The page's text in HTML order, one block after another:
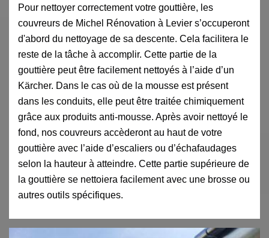
Pour nettoyer correctement votre gouttière, les
couvreurs de Michel Rénovation à Levier s’occuperont
d'abord du nettoyage de sa descente. Cela facilitera le
reste de la tâche à accomplir. Cette partie de la
gouttière peut être facilement nettoyés à l’aide d’un
Kärcher. Dans le cas où de la mousse est présent
dans les conduits, elle peut être traitée chimiquement
grâce aux produits anti-mousse. Après avoir nettoyé le
fond, nos couvreurs accèderont au haut de votre
gouttière avec l’aide d’escaliers ou d’échafaudages
selon la hauteur à atteindre. Cette partie supérieure de
la gouttière se nettoiera facilement avec une brosse ou
autres outils spécifiques.